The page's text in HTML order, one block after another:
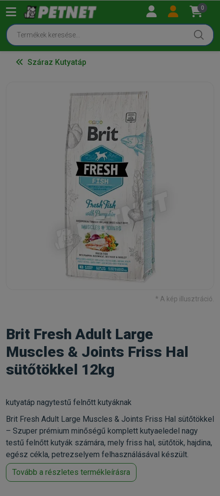
0
Száraz Kutyatáp
* A kép illusztráció.
Brit Fresh Adult Large
Muscles & Joints Friss Hal
sütőtökkel 12kg
kutyatáp nagytestű felnőtt kutyáknak
Brit Fresh Adult Large Muscles & Joints Friss Hal sütőtökkel
– Szuper prémium minőségű komplett kutyaeledel nagy
testű felnőtt kutyák számára, mely friss hal, sütőtök, hajdina,
egész cékla, petrezselyem felhasználásával készült.
Tovább a részletes termékleírásra